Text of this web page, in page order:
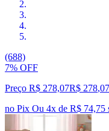
(688)
7% OFF
Preço R$ 278,07R$ 278,07
no Pix Ou 4x de R$ 74,75